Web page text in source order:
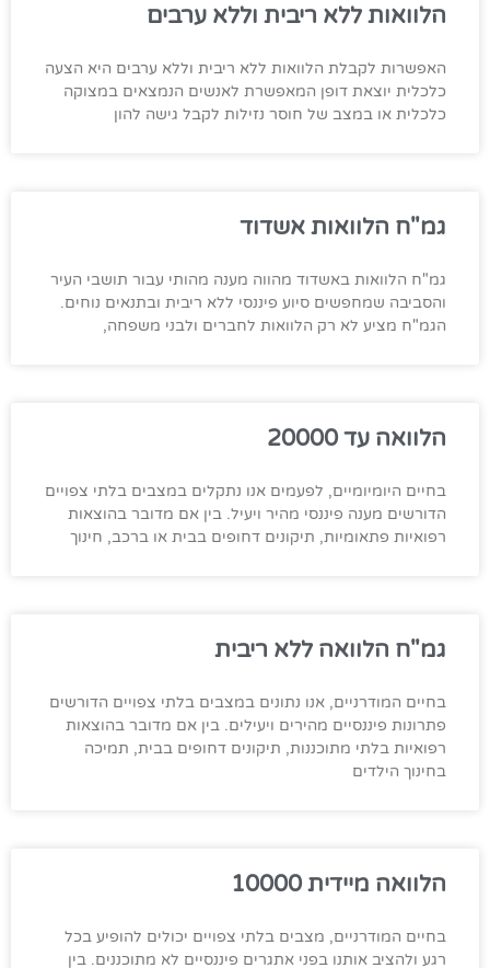
הלוואות ללא ריבית וללא ערבים
האפשרות לקבלת הלוואות ללא ריבית וללא ערבים היא הצעה
כלכלית יוצאת דופן המאפשרת לאנשים הנמצאים במצוקה
כלכלית או במצב של חוסר נזילות לקבל גישה להון
גמ"ח הלוואות אשדוד
גמ"ח הלוואות באשדוד מהווה מענה מהותי עבור תושבי העיר
והסביבה שמחפשים סיוע פיננסי ללא ריבית ובתנאים נוחים.
הגמ"ח מציע לא רק הלוואות לחברים ולבני משפחה,
הלוואה עד 20000
בחיים היומיומיים, לפעמים אנו נתקלים במצבים בלתי צפויים
הדורשים מענה פיננסי מהיר ויעיל. בין אם מדובר בהוצאות
רפואיות פתאומיות, תיקונים דחופים בבית או ברכב, חינוך
גמ"ח הלוואה ללא ריבית
בחיים המודרניים, אנו נתונים במצבים בלתי צפויים הדורשים
פתרונות פיננסיים מהירים ויעילים. בין אם מדובר בהוצאות
רפואיות בלתי מתוכננות, תיקונים דחופים בבית, תמיכה
בחינוך הילדים
הלוואה מיידית 10000
בחיים המודרניים, מצבים בלתי צפויים יכולים להופיע בכל
רגע ולהציב אותנו בפני אתגרים פיננסיים לא מתוכננים. בין